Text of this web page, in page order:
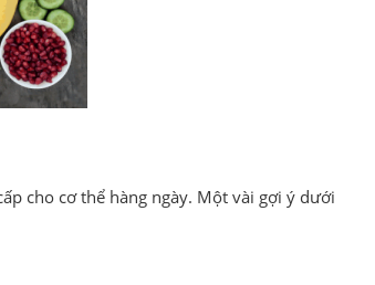
cho cơ thể hàng ngày. Một vài gợi ý dưới